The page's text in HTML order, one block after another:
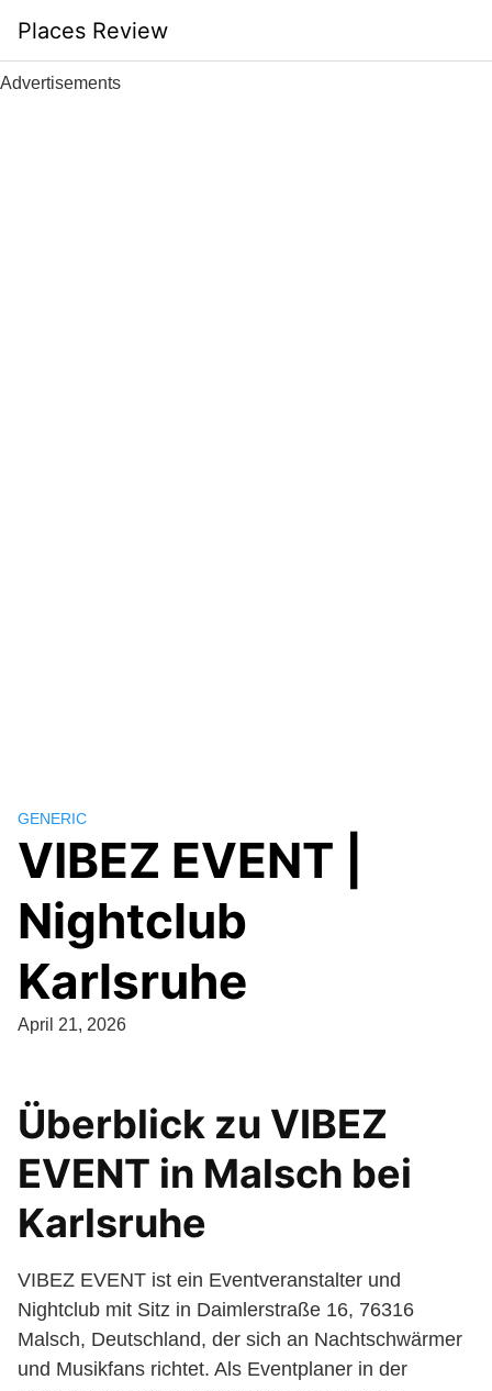
content
Places Review
Advertisements
GENERIC
VIBEZ EVENT |
Nightclub
Karlsruhe
April 21, 2026
Überblick zu VIBEZ
EVENT in Malsch bei
Karlsruhe
VIBEZ EVENT ist ein Eventveranstalter und
Nightclub mit Sitz in Daimlerstraße 16, 76316
Malsch, Deutschland, der sich an Nachtschwärmer
und Musikfans richtet. Als Eventplaner in der